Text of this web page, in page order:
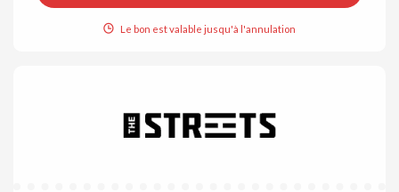
Le bon est valable jusqu'à l'annulation